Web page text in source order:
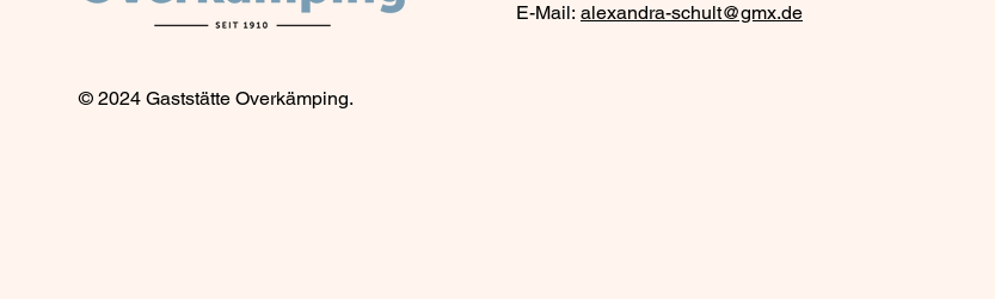
E-Mail: alexandra-schult@gmx.de
© 2024 Gaststätte Overkämping.